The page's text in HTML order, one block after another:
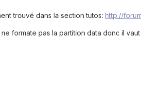
trouvé dans la section tutos: http://
formate pas la partition data donc il